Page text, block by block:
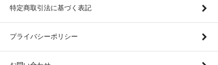
特定商取引法に基づく表記
プライバシーポリシー